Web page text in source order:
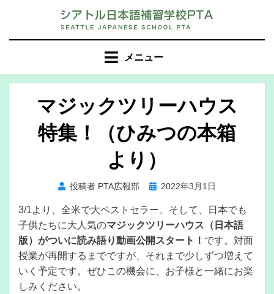
メニュー
マジックツリーハウス
特集！（ひみつの本箱
より）
投稿者 PTA広報部
投
日:
2022年3月1日
3/1より、全米で大ベストセラー、そして、日本でも
子供たちに大人気のマジックツリーハウス（日本語
版）がついに読み語り動画公開スタート！ です。対面
授業が再開するまでですが、それまで少しずつ増えて
いく予定です。ぜひこの機会に、お子様と一緒にお楽
しみください。